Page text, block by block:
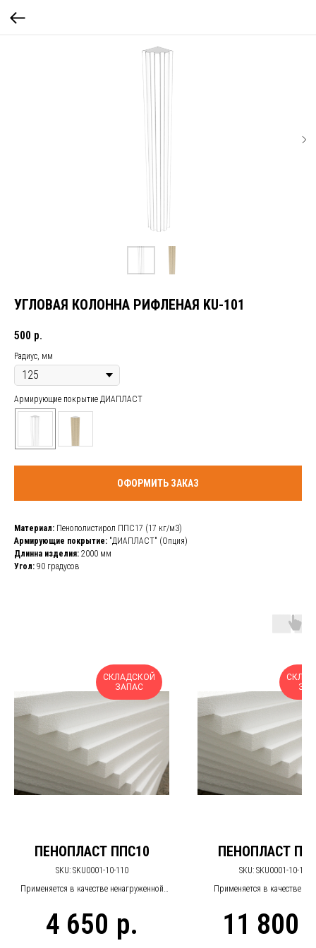
УГЛОВАЯ КОЛОННА РИФЛЕНАЯ KU-101
500 р.
Радиус, мм
Армирующие покрытие ДИАПЛАСТ
ОФОРМИТЬ ЗАКАЗ
Материал: Пенополистирол ППС17 (17 кг/м3)
Армирующие покрытие: "ДИАПЛАСТ" (Опция)
Длинна изделия: 2000 мм
Угол: 90 градусов
СКЛАДСКОЙ
ЗАПАС
ПЕНОПЛАСТ ППС10
SKU: SKU0001-10-110
Применяется в качестве ненагруженной
трехслойных ограждающих конструкций
4 650 р.
ПЕНОПЛАСТ
SKU: SKU0001-10-113
Применяется в качестве
при эксплуатации
значительных нагрузок
11 800